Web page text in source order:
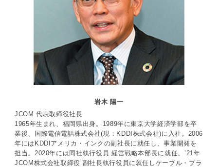
岩木 陽一
JCOM 代表取締役社長
1965年生まれ、福岡県出身。1989年に東京大学経済学部を卒
業後、国際電信電話株式会社(現：KDDI株式会社)に入社。2006
年にはKDDIアメリカ・インクの副社長に就任し、事業開発を
担当。2020年には同社執行役員 経営戦略本部長に就任。’21年
JCOM株式会社取締役 副社長執行役員に就任しケーブル・プラ